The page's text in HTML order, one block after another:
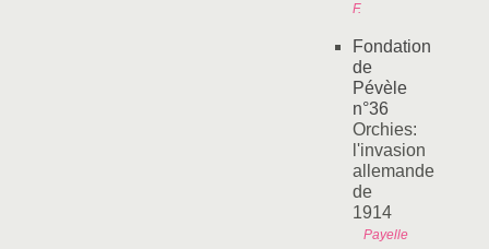
F.
Fondation
de
Pévèle
n°36
Orchies:
l'invasion
allemande
de
1914
Payelle